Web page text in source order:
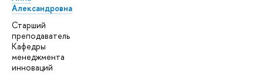
Александровна
Старший
преподаватель
Кафедры
менеджмента
инноваций